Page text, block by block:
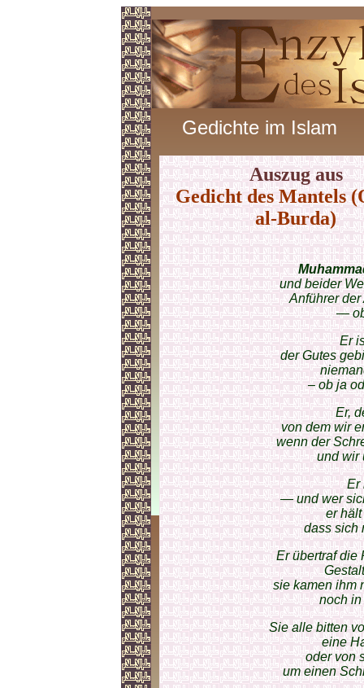
Gedichte im Islam
Auszug aus
Gedicht des Mantels
al-Burda)
und beider
Anführer
—
Er
der Gutes
– ob ja
Er,
von dem wir
wenn der
und wir
Er
— und wer
er
dass sich
Er übertraf die
sie kamen ihm
noch in
Sie alle bitten
eine
oder von
um einen